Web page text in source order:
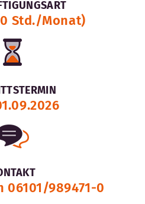
Std./Monat)
06101/989471-0